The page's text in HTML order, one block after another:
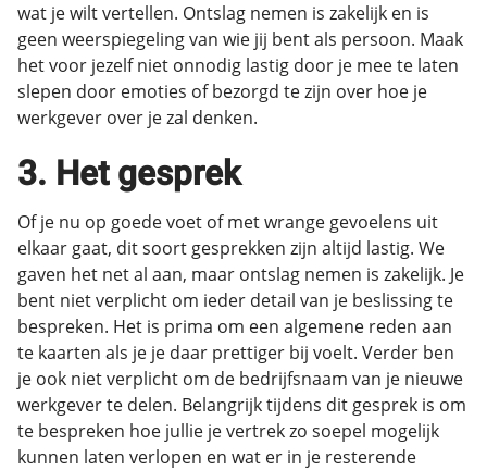
wat je wilt vertellen. Ontslag nemen is zakelijk en is
geen weerspiegeling van wie jij bent als persoon. Maak
het voor jezelf niet onnodig lastig door je mee te laten
slepen door emoties of bezorgd te zijn over hoe je
werkgever over je zal denken.
3. Het gesprek
Of je nu op goede voet of met wrange gevoelens uit
elkaar gaat, dit soort gesprekken zijn altijd lastig. We
gaven het net al aan, maar ontslag nemen is zakelijk. Je
bent niet verplicht om ieder detail van je beslissing te
bespreken. Het is prima om een algemene reden aan
te kaarten als je je daar prettiger bij voelt. Verder ben
je ook niet verplicht om de bedrijfsnaam van je nieuwe
werkgever te delen. Belangrijk tijdens dit gesprek is om
te bespreken hoe jullie je vertrek zo soepel mogelijk
kunnen laten verlopen en wat er in je resterende